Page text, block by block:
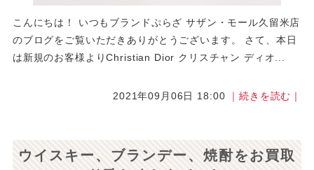
こんにちは！ いつもブランドぷらざ サザン・モール久留米店
のブログをご覧いただきありがとうございます。 さて、本日
は新規のお客様よりChristian Dior クリスチャン ディオ...
2021年09月06日 18:00 ｜続きを読む｜
ウイスキー、ブランデー、焼酎をお買取